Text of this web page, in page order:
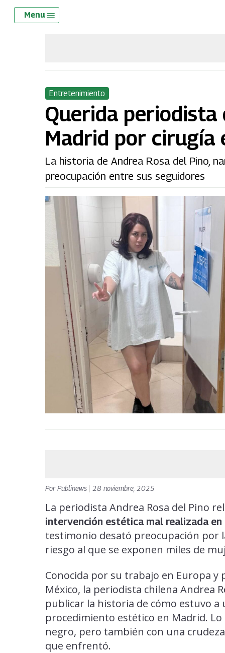
Skip
Menu
Entretenimiento
Querida periodista
Madrid por cirugía
La historia de Andrea Rosa del Pino,
preocupación entre sus seguidores
PorPublinews 28 noviembre, 2025
La periodista Andrea Rosa del Pino
intervención estética mal realizada
testimonio desató preocupación por
riesgo al que se exponen miles de
Conocida por su trabajo en Europa
México, la periodista chilena Andrea
publicar la historia de cómo estuvo
procedimiento estético en Madrid.
negro, pero también con una
que enfrentó.
Menu